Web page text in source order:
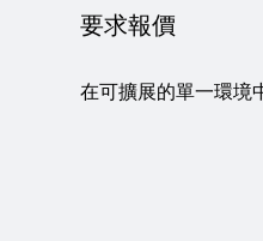
要求報價
在可擴展的單一環境